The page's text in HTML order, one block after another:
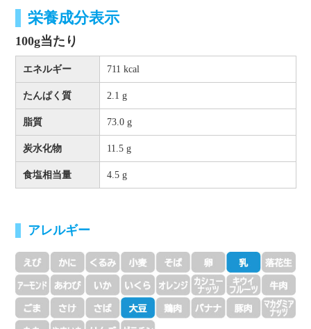
栄養成分表示
100g当たり
エネルギー 711 kcal
たんぱく質 2.1 g
脂質 73.0 g
炭水化物 11.5 g
食塩相当量 4.5 g
アレルギー